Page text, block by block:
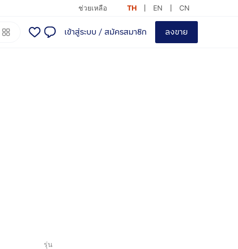
ช่วยเหลือ TH EN CN
เข้าสู่ระบบ / สมัครสมาชิก ลงขาย
รุ่น